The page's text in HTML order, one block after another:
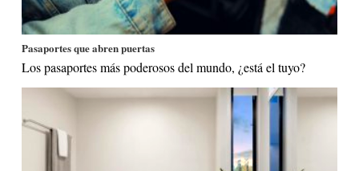
Pasaportes que abren puertas
Los pasaportes más poderosos del mundo, ¿está el tuyo?